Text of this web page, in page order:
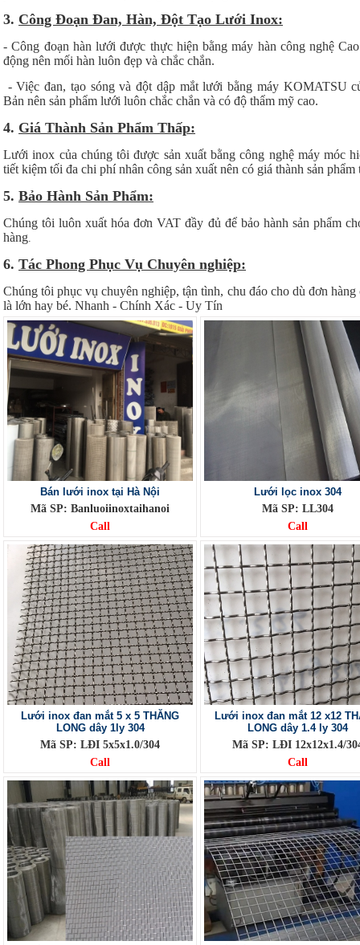
3. Công Đoạn Đan, Hàn, Đột Tạo Lưới Inox:
- Công đoạn hàn lưới được thực hiện bằng máy hàn công nghệ
động nên mối hàn luôn đẹp và chắc chắn.
- Việc đan, tạo sóng và đột dập mắt lưới bằng máy KOMATSU
Bản nên sản phẩm lưới luôn chắc chắn và có độ thẩm mỹ cao.
4. Giá Thành Sản Phẩm Thấp:
Lưới inox của chúng tôi được sản xuất bằng công nghệ máy móc
tiết kiệm tối đa chi phí nhân công sản xuất nên có giá thành sản phẩm
5. Bảo Hành Sản Phẩm:
Chúng tôi luôn xuất hóa đơn VAT đầy đủ để bảo hành sản phẩm
hàng.
6. Tác Phong Phục Vụ Chuyên nghiệp:
Chúng tôi phục vụ chuyên nghiệp, tận tình, chu đáo cho dù đơn hàng
là lớn hay bé. Nhanh - Chính Xác - Uy Tín
Bán lưới inox tại Hà Nội
Mã SP: Banluoiinoxtaihanoi
Call
Lưới lọc inox 304
Mã SP: LL304
Call
Lưới inox đan mắt 5 x 5 THĂNG
LONG dây 1ly 304
Mã SP: LĐI 5x5x1.0/304
Call
Lưới inox đan mắt 12 x12
LONG dây 1.4 ly 304
Mã SP: LĐI 12x12x1.4/
Call